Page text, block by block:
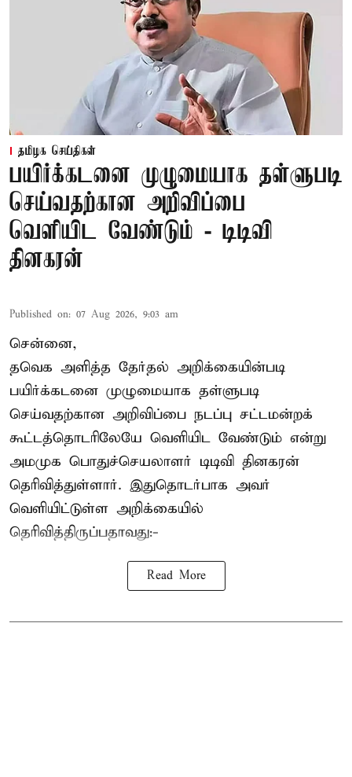
தமிழக செய்திகள்
பயிர்க்கடனை முழுமையாக தள்ளுபடி
செய்வதற்கான அறிவிப்பை
வெளியிட வேண்டும் - டிடிவி
தினகரன்
Published on: 07 Aug 2026, 9:03 am
சென்னை,
தவெக அளித்த தேர்தல் அறிக்கையின்படி
பயிர்க்கடனை முழுமையாக தள்ளுபடி
செய்வதற்கான அறிவிப்பை நடப்பு சட்டமன்றக்
கூட்டத்தொடரிலேயே வெளியிட வேண்டும் என்று
அமமுக பொதுச்செயலாளர் டிடிவி தினகரன்
தெரிவித்துள்ளார். இதுதொடர்பாக அவர்
வெளியிட்டுள்ள அறிக்கையில்
தெரிவித்திருப்பதாவது:-
Read More